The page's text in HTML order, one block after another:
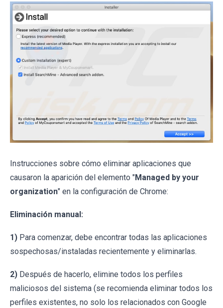
Instrucciones sobre cómo eliminar aplicaciones que
causaron la aparición del elemento "Managed by your
organization" en la configuración de Chrome:
Eliminación manual:
1) Para comenzar, debe encontrar todas las aplicaciones
sospechosas/instaladas recientemente y eliminarlas.
2) Después de hacerlo, elimine todos los perfiles
maliciosos del sistema (se recomienda eliminar todos los
perfiles existentes, no solo los relacionados con Google